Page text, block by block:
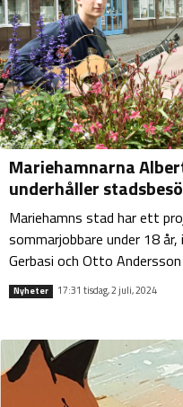
Mariehamnarna
underhåller
Mariehamns stad har ett
sommarjobbare under 18
Gerbasi och Otto
Nyheter 17:31 tisdag, 2 juli, 2024